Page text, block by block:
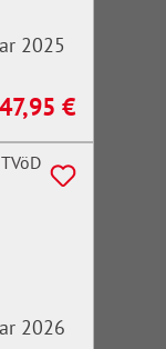
2025
Regulärer Preis:
47,95 €
2026